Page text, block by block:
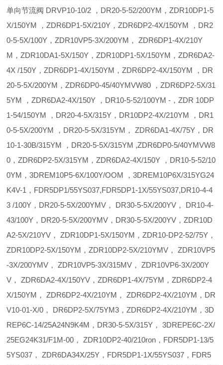
单向节流阀 DRVP10-10/2 ，DR20-5-52/200YM，ZDR10DP1-5
X/150YM ，ZDR6DP1-5X/210Y，ZDR6DP2-4X/150YM ，DR2
0-5-5X/100Y，ZDR10VP5-3X/200YM， ZDR6DP1-4X/210Y
M，ZDR10DA1-5X/150Y，ZDR10DP1-5X/150YM，ZDR6DA2-
4X /150Y，ZDR6DP1-4X/150YM，ZDR6DP2-4X/150YM ，DR
20-5-5X/200YM，ZDR6DP0-45/40YMVW80 ，ZDR6DP2-5X/31
5YM ，ZDR6DA2-4X/150Y ，DR10-5-52/100YM -，ZDR 10DP
1-54/150YM ，DR20-4-5X/315Y，DR10DP2-4X/210YM ，DR1
0-5-5X/200YM ，DR20-5-5X/315YM， ZDR6DA1-4X/75Y，DR
10-1-30B/315YM ，DR20-5-5X/315YM ,ZDR6DP0-5/40YMVW8
0，ZDR6DP2-5X/315YM，ZDR6DA2-4X/150Y ，DR10-5-52/10
0YM，3DREM10P5-6X/100Y/OOM ，3DREM10P6X/315YG24
K4V-1，FDR5DP1/55YS037,FDR5DP1-1X/55YS037,DR10-4-4
3 /100Y，DR20-5-5X/200YMV， DR30-5-5X/200YV， DR10-4-
43/100Y，DR20-5-5X/200YMV，DR30-5-5X/200YV，ZDR10D
A2-5X/210YV， ZDR10DP1-5X/150YM，ZDR10-DP2-52/75Y，
ZDR10DP2-5X/150YM，ZDR10DP2-5X/210YMV， ZDR10VP5
-3X/200YMV， ZDR10VP5-3X/315MV， ZDR10VP6-3X/200Y
V， ZDR6DA2-4X/150YV，ZDR6DP1-4X/75YM，ZDR6DP2-4
X/150YM， ZDR6DP2-4X/210YM， ZDR6DP2-4X/210YM，DR
V10-01-X/0， DR6DP2-5X/75YM3，ZDR6DP2-4X/210YM，3D
REP6C-14/25A24N9K4M，DR30-5-5X/315Y， 3DREPE6C-2X/
25EG24K31/F1M-00， ZDR10DP2-40/210ron，FDR5DP1-13/5
5YS037， ZDR6DA34X/25Y，FDR5DP1-1X/55YS037，FDR5